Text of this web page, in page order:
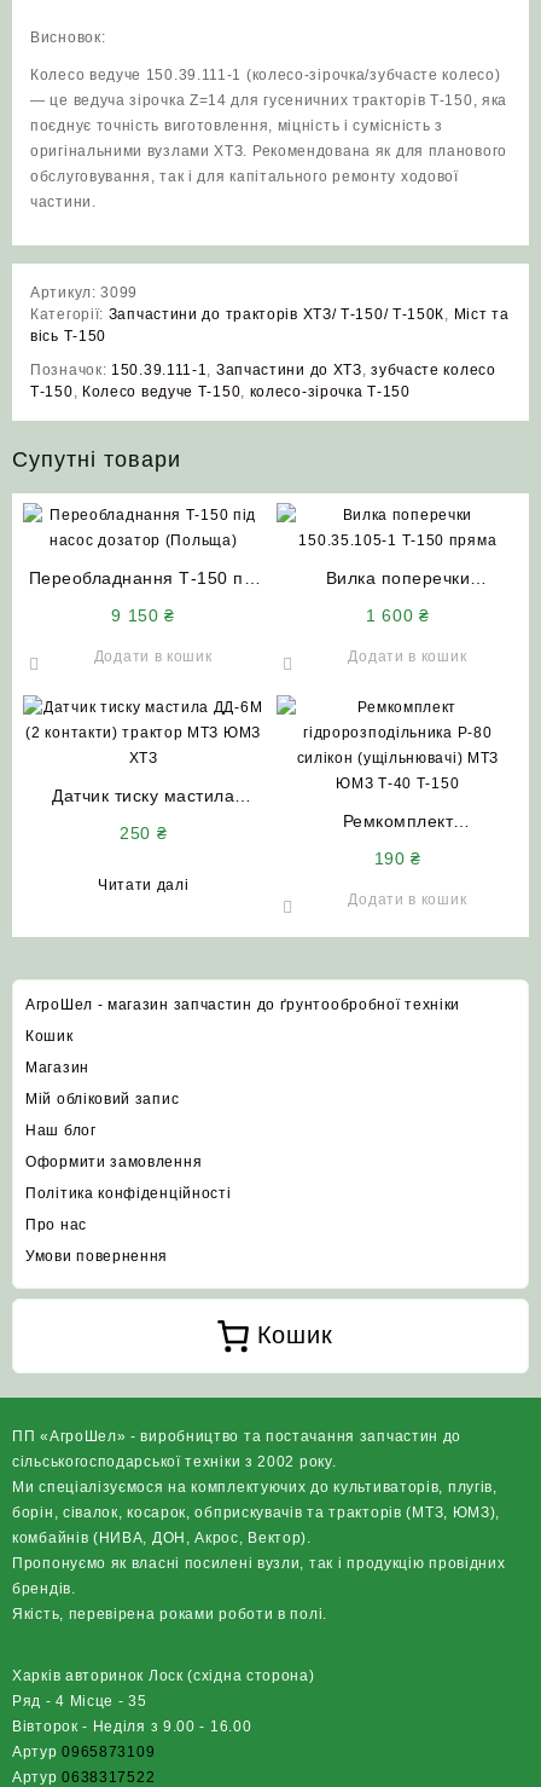
Висновок:
Колесо ведуче 150.39.111-1 (колесо‑зірочка/зубчасте колесо)
— це ведуча зірочка Z=14 для гусеничних тракторів Т‑150, яка
поєднує точність виготовлення, міцність і сумісність з
оригінальними вузлами ХТЗ. Рекомендована як для планового
обслуговування, так і для капітального ремонту ходової
частини.
Артикул:3099
Категорії: Запчастини до тракторів ХТЗ/ Т-150/ Т-150К
Міст та
вісь Т-150
Позначок: 150.39.111-1 Запчастини до ХТЗ ,зубчасте колесо
Т‑150
Колесо ведуче Т‑150 колесо‑зірочка Т‑150
Супутні товари
Переобладнання Т-150 під
9 150₴
Додати в кошик
Вилка поперечки
1 600₴
Додати в кошик
Датчик тиску мастила
250 ₴
Читати далі
Ремкомплект
ЮМЗ Т-40 Т-150
190₴
Додати в кошик
АгроШел - магазин запчастин до ґрунтообробної техніки
Кошик
Магазин
Мій обліковий запис
Наш блог
Оформити замовлення
Політика конфіденційності
Про нас
Умови повернення
Кошик
ПП «АгроШел» - виробництво та постачання запчастин до
сільськогосподарської техніки з 2002 року.
Ми спеціалізуємося на комплектуючих до культиваторів, плугів,
борін, сівалок, косарок, обприскувачів та тракторів (МТЗ, ЮМЗ),
комбайнів (НИВА, ДОН, Акрос, Вектор).
Пропонуємо як власні посилені вузли, так і продукцію провідних
брендів.
Якість, перевірена роками роботи в полі.
Харків авторинок Лоск (східна сторона)
Ряд - 4 Місце - 35
Вівторок - Неділя з 9.00 - 16.00
Артур0965873109
Артур0638317522